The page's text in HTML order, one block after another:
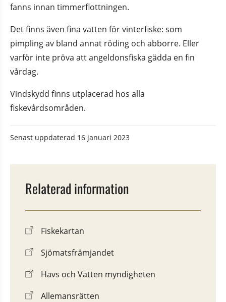
fanns innan timmerflottningen.
Det finns även fina vatten för vinterfiske: som
pimpling av bland annat röding och abborre. Eller
varför inte pröva att angeldonsfiska gädda en fin
vårdag.
Vindskydd finns utplacerad hos alla
fiskevårdsområden.
Senast uppdaterad 16 januari 2023
Relaterad information
Fiskekartan
Sjömatsfrämjandet
Havs och Vatten myndigheten
Allemansrätten